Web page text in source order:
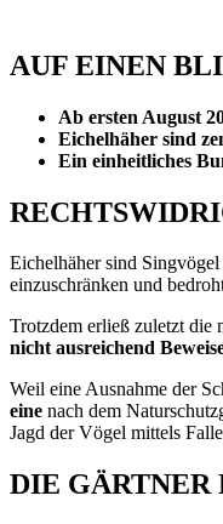
AUF EINEN
Ab ersten August
Eichelhäher sind
Ein einheitliches
Eichelhäher sind Singvögel
einzuschränken und
Trotzdem erließ zuletzt die
nicht ausreichend
Weil eine Ausnahme der
eine nach dem
Jagd der Vögel mittels
DIE GÄRTNER